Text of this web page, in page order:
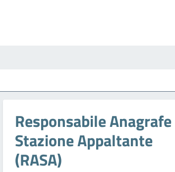
Responsabile Anagrafe
Stazione Appaltante
(RASA)